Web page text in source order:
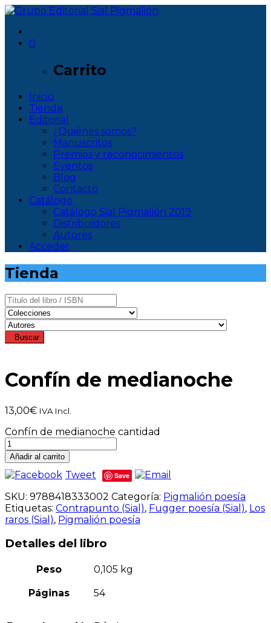
0
Carrito
Inicio
Tienda
Editorial
¿Quiénes somos?
Manuscritos
Premios y reconocimientos
Eventos
Blog
Contacto
Catálogo
Catálogo Sial Pigmalión 2019
Distribuidores
Autores
Acceder
Tienda
Buscar
Confín de medianoche
13,00€ IVA Incl.
Confín de medianoche cantidad
Añadir al carrito
Tweet Save
SKU: 9788418333002 Categoría: Pigmalión poesía
Etiquetas: Contrapunto (Sial), Fugger poesía (Sial), Los
raros (Sial), Pigmalión poesía
Detalles del libro
Peso 0,105 kg
Páginas 54